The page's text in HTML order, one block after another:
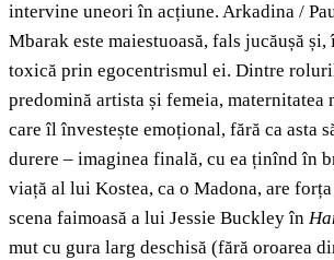
intervine uneori în acțiune. Arkadina /
Mbarak este maiestuoasă, fals jucăușă și,
toxică prin egocentrismul ei. Dintre
predomină artista și femeia, maternitatea
care îl învestește emoțional, fără ca asta
durere – imaginea finală, cu ea ținînd în
viață al lui Kostea, ca o Madona, are
scena faimoasă a lui Jessie Buckley în
mut cu gura larg deschisă (fără oroarea